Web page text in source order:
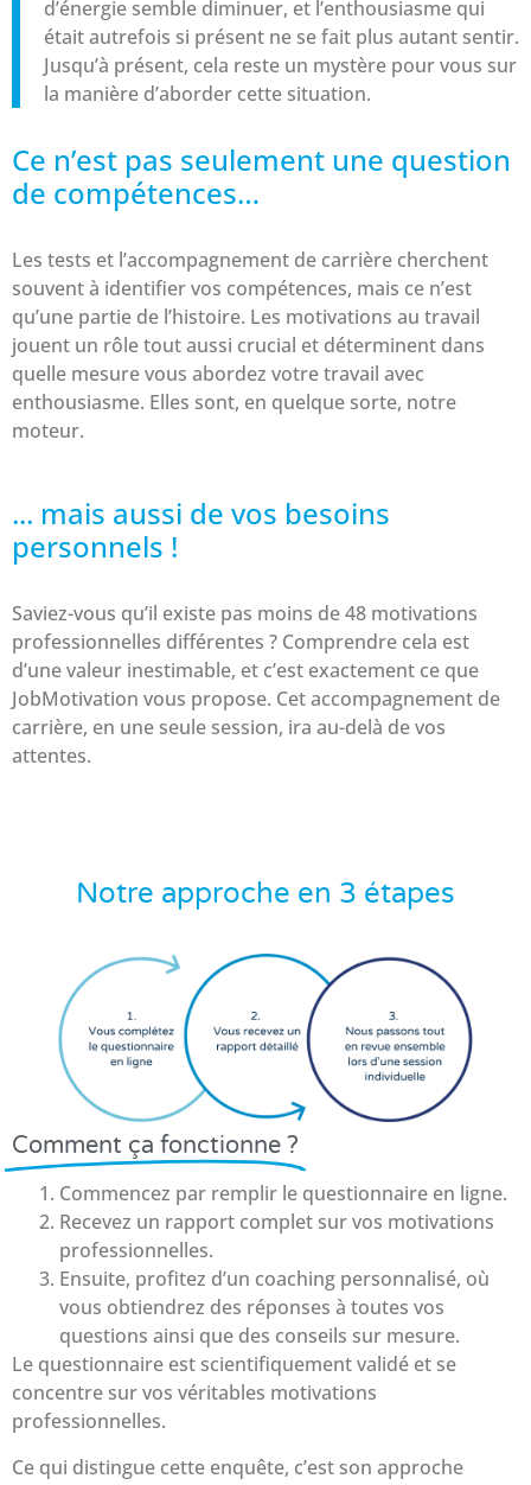
d’énergie semble diminuer, et l’enthousiasme qui
était autrefois si présent ne se fait plus autant sentir.
Jusqu’à présent, cela reste un mystère pour vous sur
la manière d’aborder cette situation.
Ce n’est pas seulement une question
de compétences…
Les tests et l’accompagnement de carrière cherchent
souvent à identifier vos compétences, mais ce n’est
qu’une partie de l’histoire. Les motivations au travail
jouent un rôle tout aussi crucial et déterminent dans
quelle mesure vous abordez votre travail avec
enthousiasme. Elles sont, en quelque sorte, notre
moteur.
... mais aussi de vos besoins
personnels !
Saviez-vous qu’il existe pas moins de 48 motivations
professionnelles différentes ? Comprendre cela est
d’une valeur inestimable, et c’est exactement ce que
JobMotivation vous propose. Cet accompagnement de
carrière, en une seule session, ira au-delà de vos
attentes.
Notre approche en 3 étapes
Comment ça fonctionne ?
Commencez par remplir le questionnaire en ligne.
Recevez un rapport complet sur vos motivations
professionnelles.
Ensuite, profitez d’un coaching personnalisé, où
vous obtiendrez des réponses à toutes vos
questions ainsi que des conseils sur mesure.
Le questionnaire est scientifiquement validé et se
concentre sur vos véritables motivations
professionnelles.
Ce qui distingue cette enquête, c’est son approche